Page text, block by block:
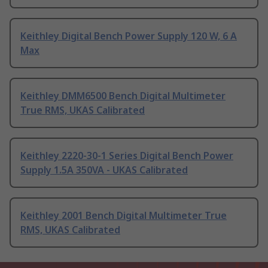
Keithley Digital Bench Power Supply 120 W, 6 A
Max
Keithley DMM6500 Bench Digital Multimeter
True RMS, UKAS Calibrated
Keithley 2220-30-1 Series Digital Bench Power
Supply 1.5A 350VA - UKAS Calibrated
Keithley 2001 Bench Digital Multimeter True
RMS, UKAS Calibrated